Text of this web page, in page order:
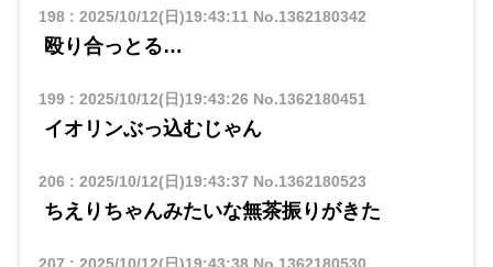
198: 2025/10/12(日)19:43:11 No.1362180342
殴り合っとる…
199: 2025/10/12(日)19:43:26 No.1362180451
イオリンぶっ込むじゃん
206 : 2025/10/12(日)19:43:37 No.1362180523
ちえりちゃんみたいな無茶振りがきた
207 : 2025/10/12(日)19:43:38No.1362180530